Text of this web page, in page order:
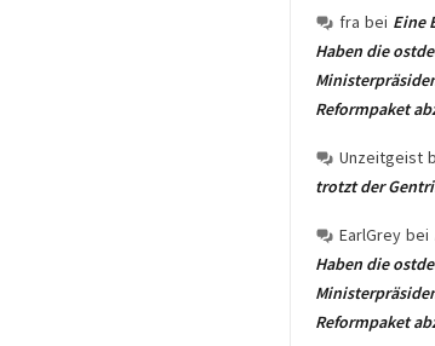
fra bei Eine
Haben die
Reformpaket
Unzeitgeist
trotzt der
EarlGrey bei
Haben die
Reformpaket